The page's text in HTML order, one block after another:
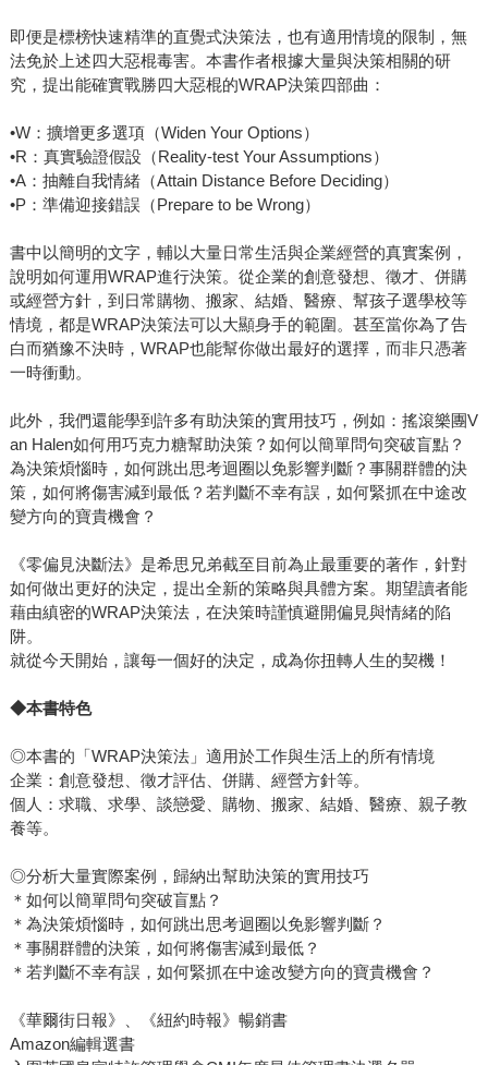
即便是標榜快速精準的直覺式決策法，也有適用情境的限制，無
法免於上述四大惡棍毒害。本書作者根據大量與決策相關的研
究，提出能確實戰勝四大惡棍的WRAP決策四部曲：
•W：擴增更多選項（Widen Your Options）
•R：真實驗證假設（Reality-test Your Assumptions）
•A：抽離自我情緒（Attain Distance Before Deciding）
•P：準備迎接錯誤（Prepare to be Wrong）
書中以簡明的文字，輔以大量日常生活與企業經營的真實案例，
說明如何運用WRAP進行決策。從企業的創意發想、徵才、併購
或經營方針，到日常購物、搬家、結婚、醫療、幫孩子選學校等
情境，都是WRAP決策法可以大顯身手的範圍。甚至當你為了告
白而猶豫不決時，WRAP也能幫你做出最好的選擇，而非只憑著
一時衝動。
此外，我們還能學到許多有助決策的實用技巧，例如：搖滾樂團V
an Halen如何用巧克力糖幫助決策？如何以簡單問句突破盲點？
為決策煩惱時，如何跳出思考迴圈以免影響判斷？事關群體的決
策，如何將傷害減到最低？若判斷不幸有誤，如何緊抓在中途改
變方向的寶貴機會？
《零偏見決斷法》是希思兄弟截至目前為止最重要的著作，針對
如何做出更好的決定，提出全新的策略與具體方案。期望讀者能
藉由縝密的WRAP決策法，在決策時謹慎避開偏見與情緒的陷
阱。
就從今天開始，讓每一個好的決定，成為你扭轉人生的契機！
◆本書特色
◎本書的「WRAP決策法」適用於工作與生活上的所有情境
企業：創意發想、徵才評估、併購、經營方針等。
個人：求職、求學、談戀愛、購物、搬家、結婚、醫療、親子教
養等。
◎分析大量實際案例，歸納出幫助決策的實用技巧
＊如何以簡單問句突破盲點？
＊為決策煩惱時，如何跳出思考迴圈以免影響判斷？
＊事關群體的決策，如何將傷害減到最低？
＊若判斷不幸有誤，如何緊抓在中途改變方向的寶貴機會？
《華爾街日報》、《紐約時報》暢銷書
Amazon編輯選書